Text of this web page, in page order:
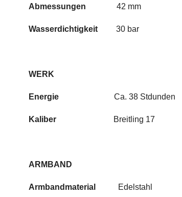
Abmessungen 42 mm
Wasserdichtigkeit 30 bar
WERK
Energie Ca. 38 Stdunden
Kaliber Breitling 17
ARMBAND
Armbandmaterial Edelstahl